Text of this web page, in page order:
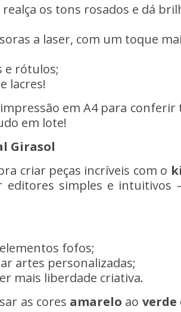
realça os tons rosados e dá
a laser, com um toque
e rótulos;
lacres!
em A4 para conferir
em lote!
Girasol
criar peças incríveis com o
editores simples e
fofos;
artes personalizadas;
mais liberdade criativa.
as cores amarelo ao verde